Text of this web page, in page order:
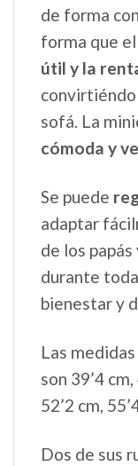
de forma
forma que
útil y la
sofá. La
cómoda y
Se puede
adaptar
de los
durante
bienestar y
Las
son 39’4 cm,
52’2 cm,
Dos de sus